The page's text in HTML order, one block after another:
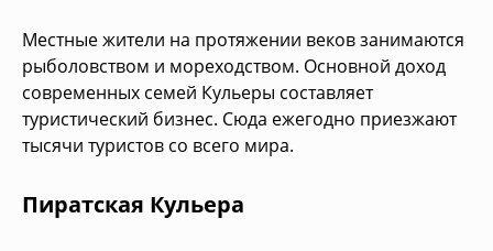
Местные жители на протяжении веков занимаются
рыболовством и мореходством. Основной доход
современных семей Кульеры составляет
туристический бизнес. Сюда ежегодно приезжают
тысячи туристов со всего мира.
Пиратская Кульера